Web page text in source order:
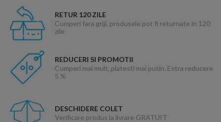
RETUR 120 ZILE
Cumperi fara griji, produsele pot fi returnate in 120
zile
REDUCERI SI PROMOTII
Cumperi mai mult, platesti mai putin. Extra reducere
5 %
DESCHIDERE COLET
Verificare produs la livrare GRATUIT